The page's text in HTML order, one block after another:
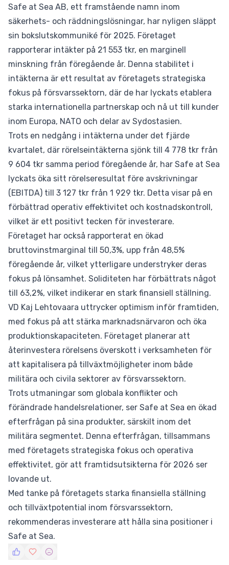
Safe at Sea AB, ett framstående namn inom
säkerhets- och räddningslösningar, har nyligen släppt
sin bokslutskommuniké för 2025. Företaget
rapporterar intäkter på 21 553 tkr, en marginell
minskning från föregående år. Denna stabilitet i
intäkterna är ett resultat av företagets strategiska
fokus på försvarssektorn, där de har lyckats etablera
starka internationella partnerskap och nå ut till kunder
inom Europa, NATO och delar av Sydostasien.
Trots en nedgång i intäkterna under det fjärde
kvartalet, där rörelseintäkterna sjönk till 4 778 tkr från
9 604 tkr samma period föregående år, har Safe at Sea
lyckats öka sitt rörelseresultat före avskrivningar
(EBITDA) till 3 127 tkr från 1 929 tkr. Detta visar på en
förbättrad operativ effektivitet och kostnadskontroll,
vilket är ett positivt tecken för investerare.
Företaget har också rapporterat en ökad
bruttovinstmarginal till 50,3%, upp från 48,5%
föregående år, vilket ytterligare understryker deras
fokus på lönsamhet. Soliditeten har förbättrats något
till 63,2%, vilket indikerar en stark finansiell ställning.
VD Kaj Lehtovaara uttrycker optimism inför framtiden,
med fokus på att stärka marknadsnärvaron och öka
produktionskapaciteten. Företaget planerar att
återinvestera rörelsens överskott i verksamheten för
att kapitalisera på tillväxtmöjligheter inom både
militära och civila sektorer av försvarssektorn.
Trots utmaningar som globala konflikter och
förändrade handelsrelationer, ser Safe at Sea en ökad
efterfrågan på sina produkter, särskilt inom det
militära segmentet. Denna efterfrågan, tillsammans
med företagets strategiska fokus och operativa
effektivitet, gör att framtidsutsikterna för 2026 ser
lovande ut.
Med tanke på företagets starka finansiella ställning
och tillväxtpotential inom försvarssektorn,
rekommenderas investerare att hålla sina positioner i
Safe at Sea.